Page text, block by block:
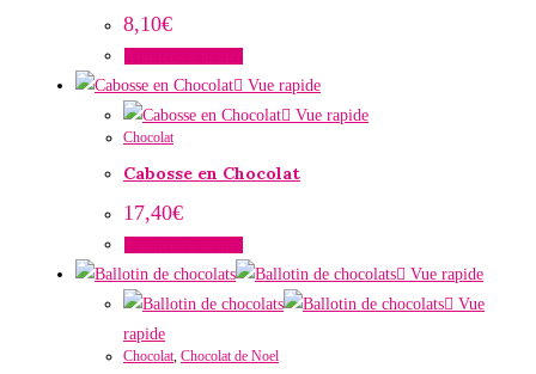
8,10€
Vue rapide
Vue rapide
Chocolat
Cabosse en Chocolat
17,40€
Vue rapide
Vue
rapide
Chocolat, Chocolat de Noel